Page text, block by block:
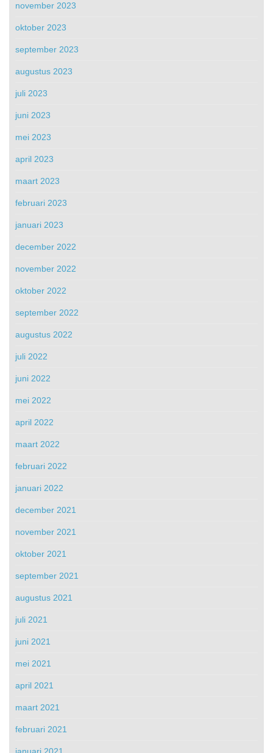
november 2023
oktober 2023
september 2023
augustus 2023
juli 2023
juni 2023
mei 2023
april 2023
maart 2023
februari 2023
januari 2023
december 2022
november 2022
oktober 2022
september 2022
augustus 2022
juli 2022
juni 2022
mei 2022
april 2022
maart 2022
februari 2022
januari 2022
december 2021
november 2021
oktober 2021
september 2021
augustus 2021
juli 2021
juni 2021
mei 2021
april 2021
maart 2021
februari 2021